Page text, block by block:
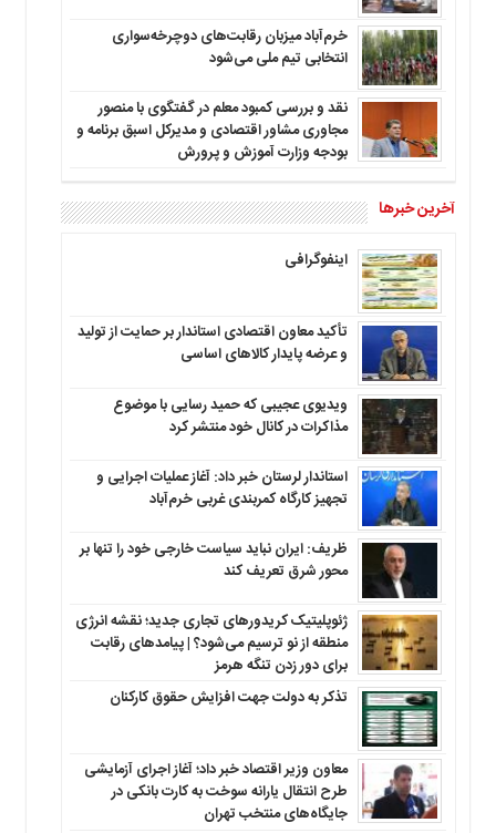
خرم‌آباد میزبان رقابت‌های دوچرخه‌سواری
انتخابی تیم ملی می‌شود
نقد و بررسی کمبود معلم در گفتگوی با منصور
مجاوری مشاور اقتصادی و مدیرکل اسبق برنامه و
بودجه وزارت آموزش و پرورش
آخرین خبرها
اینفوگرافی
تأکید معاون اقتصادی استاندار بر حمایت از تولید
و عرضه پایدار کالاهای اساسی
ویدیوی عجیبی که حمید رسایی با موضوع
مذاکرات در کانال خود منتشر کرد
استاندار لرستان خبر داد: آغاز عملیات اجرایی و
تجهیز کارگاه کمربندی غربی خرم‌آباد
ظریف: ایران نباید سیاست خارجی خود را تنها بر
محور شرق تعریف کند
ژئوپلیتیک کریدورهای تجاری جدید؛ نقشه انرژی
منطقه‌ از نو ترسیم می‌شود؟ | پیامدهای رقابت
برای دور زدن تنگه هرمز
تذکر به دولت جهت افزایش حقوق کارکنان ‌
معاون وزیر اقتصاد خبر داد؛ آغاز اجرای آزمایشی
طرح انتقال یارانه سوخت به کارت بانکی در
جایگاه‌های منتخب تهران